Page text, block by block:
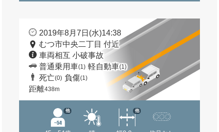
2019年8月7日(水)14:38
むつ市中央二丁目 付近
車両相互 小破事故
普通乗用車(1) 軽自動車(1)
死亡(0) 負傷(1)
距離438m
他 他